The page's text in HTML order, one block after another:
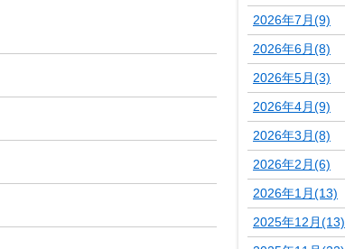
2026年7月(9)
2026年6月(8)
2026年5月(3)
2026年4月(9)
2026年3月(8)
2026年2月(6)
2026年1月(13)
2025年12月(13)